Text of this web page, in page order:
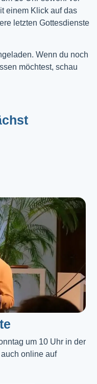
einem Klick auf das
letzten Gottesdienste
Wenn du noch
möchtest, schau
um 10 Uhr in der
online auf